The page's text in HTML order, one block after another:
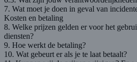
7. Wat moet je doen in geval van
Kosten en betaling
8. Welke prijzen gelden er voor het
diensten?
9. Hoe werkt de betaling?
10. Wat gebeurt er als je te laat betaalt?